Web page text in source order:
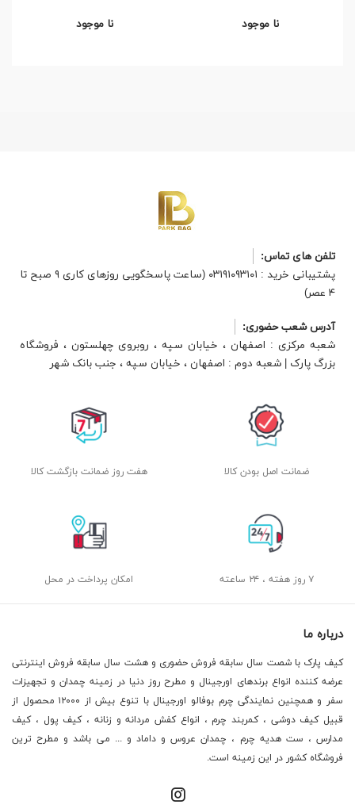
نا موجود نا موجود
تلفن های تماس:
پشتیبانی خرید : ۰۳۱۹۱۰۹۳۱۰۱ (ساعت پاسخگویی روزهای کاری ۹ صبح تا
۴ عصر)
آدرس شعب حضوری:
شعبه مرکزی : اصفهان ، خیابان سپه ، روبروی چهلستون ، فروشگاه
بزرگ پارک | شعبه دوم : اصفهان ، خیابان سپه ، جنب بانک شهر
ضمانت اصل بودن کالا هفت روز ضمانت بازگشت کالا
۷ روز هفته ، ۲۴ ساعته امکان پرداخت در محل
درباره ما
کیف پارک با شصت سال سابقه فروش حضوری و هشت سال سابقه فروش اینترنتی
عرضه کننده انواع برندهای اورجینال و مطرح روز دنیا در زمینه چمدان و تجهیزات
سفر و همچنین نمایندگی چرم بوفالو اورجینال با تنوع بیش از ۱۲۰۰۰ محصول از
قبیل کیف دوشی ، کمربند چرم ، انواع کفش مردانه و زنانه ، کیف پول ، کیف
مدارس ، ست هدیه چرم ، چمدان عروس و داماد و ... می باشد و مطرح ترین
فروشگاه کشور در این زمینه است.